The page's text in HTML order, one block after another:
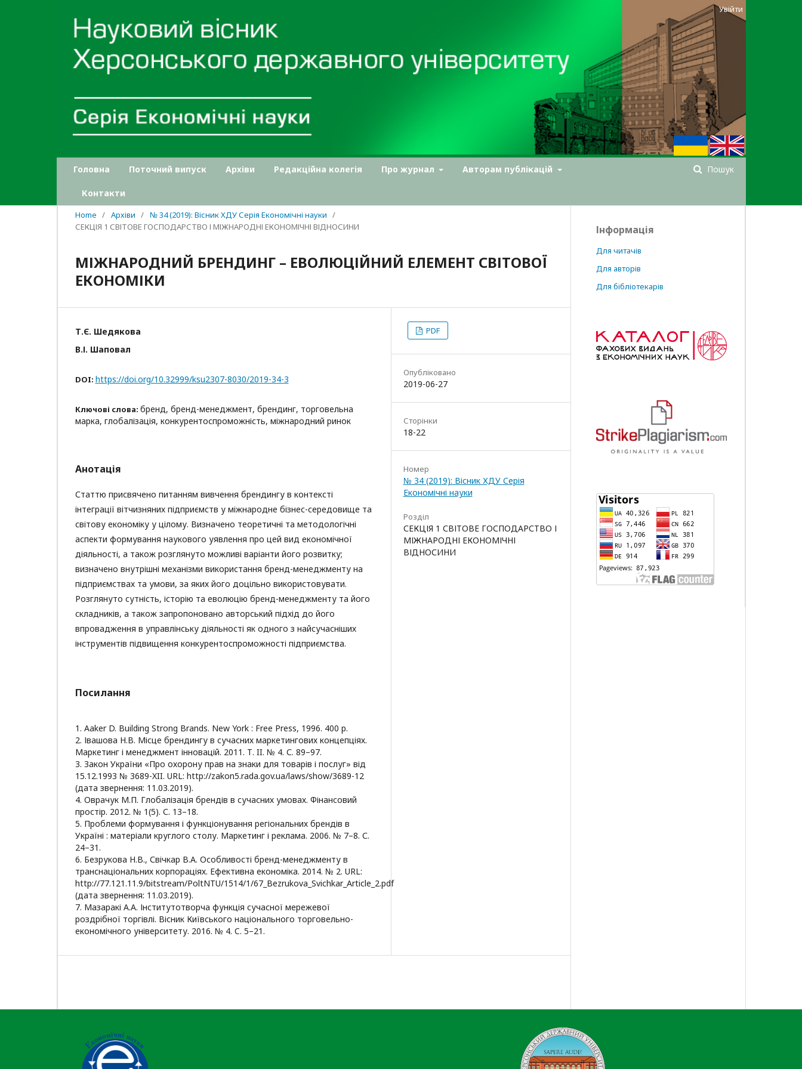
Головна Поточний випуск Архіви Редакційна колегія Про журнал Авторам публікацій
Контакти
Пошук
Увійти
Home / Архіви / № 34 (2019): Вісник ХДУ Серія Економічні науки /
СЕКЦІЯ 1 СВІТОВЕ ГОСПОДАРСТВО І МІЖНАРОДНІ ЕКОНОМІЧНІ ВІДНОСИНИ
МІЖНАРОДНИЙ БРЕНДИНГ – ЕВОЛЮЦІЙНИЙ ЕЛЕМЕНТ СВІТОВОЇ
ЕКОНОМІКИ
Т.Є. Шедякова
В.І. Шаповал
DOI: https://doi.org/10.32999/ksu2307-8030/2019-34-3
Ключові слова: бренд, бренд-менеджмент, брендинг, торговельна
марка, глобалізація, конкурентоспроможність, міжнародний ринок
Анотація
Статтю присвячено питанням вивчення брендингу в контексті
інтеграції вітчизняних підприємств у міжнародне бізнес-середовище та
світову економіку у цілому. Визначено теоретичні та методологічні
аспекти формування наукового уявлення про цей вид економічної
діяльності, а також розглянуто можливі варіанти його розвитку;
визначено внутрішні механізми використання бренд-менеджменту на
підприємствах та умови, за яких його доцільно використовувати.
Розглянуто сутність, історію та еволюцію бренд-менеджменту та його
складників, а також запропоновано авторський підхід до його
впровадження в управлінську діяльності як одного з найсучасніших
інструментів підвищення конкурентоспроможності підприємства.
Посилання
1. Aaker D. Building Strong Brands. New York : Free Press, 1996. 400 p.
2. Івашова Н.В. Місце брендингу в сучасних маркетингових концепціях.
Маркетинг і менеджмент інновацій. 2011. Т. II. № 4. С. 89–97.
3. Закон України «Про охорону прав на знаки для товарів і послуг» від
15.12.1993 № 3689-XII. URL: http://zakon5.rada.gov.ua/laws/show/3689-12
(дата звернення: 11.03.2019).
4. Оврачук М.П. Глобалізація брендів в сучасних умовах. Фінансовий
простір. 2012. № 1(5). С. 13–18.
5. Проблеми формування і функціонування регіональних брендів в
Україні : матеріали круглого столу. Маркетинг і реклама. 2006. № 7–8. С.
24–31.
6. Безрукова Н.В., Свічкар В.А. Особливості бренд-менеджменту в
транснаціональних корпораціях. Ефективна економіка. 2014. № 2. URL:
http://77.121.11.9/bitstream/PoltNTU/1514/1/67_Bezrukova_Svichkar_Article_2.pdf
(дата звернення: 11.03.2019).
7. Мазаракі А.А. Інститутотворча функція сучасної мережевої
роздрібної торгівлі. Вісник Київського національного торговельно-
економічного університету. 2016. № 4. C. 5–21.
PDF
Опубліковано
2019-06-27
Сторінки
18-22
Номер
№ 34 (2019): Вісник ХДУ Серія
Економічні науки
Розділ
СЕКЦІЯ 1 СВІТОВЕ ГОСПОДАРСТВО І
МІЖНАРОДНІ ЕКОНОМІЧНІ
ВІДНОСИНИ
Інформація
Для читачів
Для авторів
Для бібліотекарів